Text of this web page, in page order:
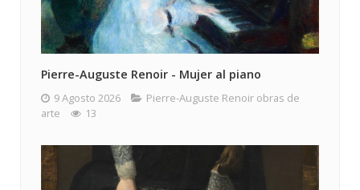
Pierre-Auguste Renoir - Mujer al piano
9 Agosto 2026
Pierre-Auguste Renoir obras de
arte
13